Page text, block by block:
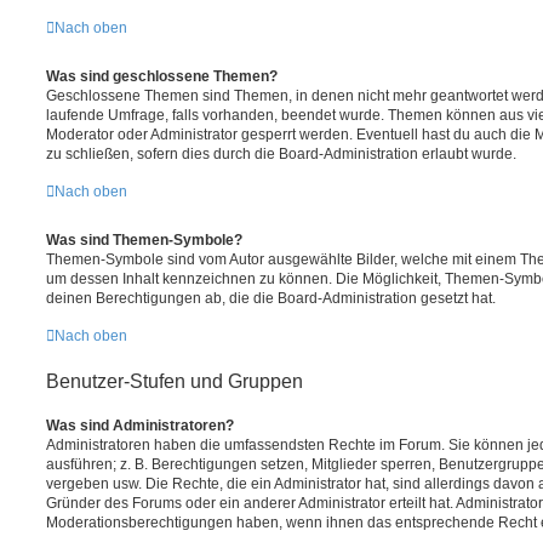
Nach oben
Was sind geschlossene Themen?
Geschlossene Themen sind Themen, in denen nicht mehr geantwortet
laufende Umfrage, falls vorhanden, beendet wurde. Themen können aus
Moderator oder Administrator gesperrt werden. Eventuell hast du auch die
zu schließen, sofern dies durch die Board-Administration erlaubt wurde.
Nach oben
Was sind Themen-Symbole?
Themen-Symbole sind vom Autor ausgewählte Bilder, welche mit einem
um dessen Inhalt kennzeichnen zu können. Die Möglichkeit, Themen-
deinen Berechtigungen ab, die die Board-Administration gesetzt hat.
Nach oben
Benutzer-Stufen und Gruppen
Was sind Administratoren?
Administratoren haben die umfassendsten Rechte im Forum. Sie können
ausführen; z. B. Berechtigungen setzen, Mitglieder sperren,
vergeben usw. Die Rechte, die ein Administrator hat, sind allerdings
Gründer des Forums oder ein anderer Administrator erteilt hat.
Moderationsberechtigungen haben, wenn ihnen das entsprechende Recht